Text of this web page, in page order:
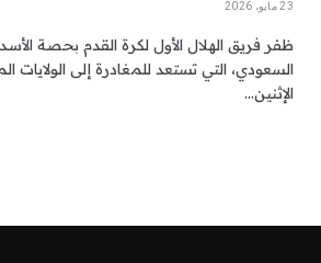
23 مايو، 2026
ظفر فريق الهلال الأول لكرة القدم بحصة
السعودي، التي تستعد للمغادرة إلى الولايات
الإثنين…